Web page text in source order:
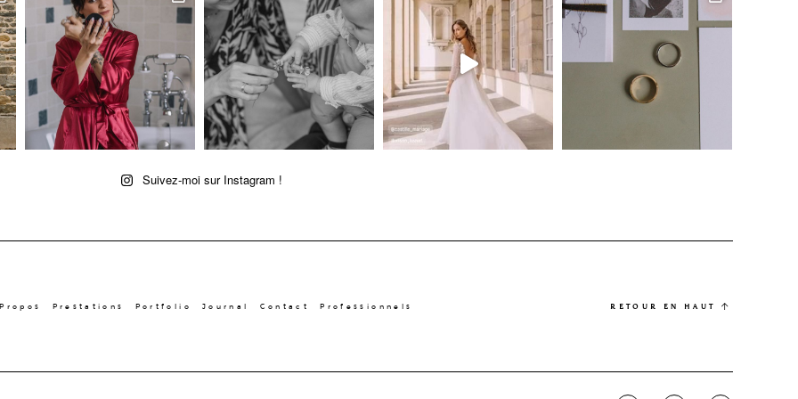
Suivez-moi sur Instagram !
Prestations Portfolio Journal Contact Professionnels RETOUR EN HAUT